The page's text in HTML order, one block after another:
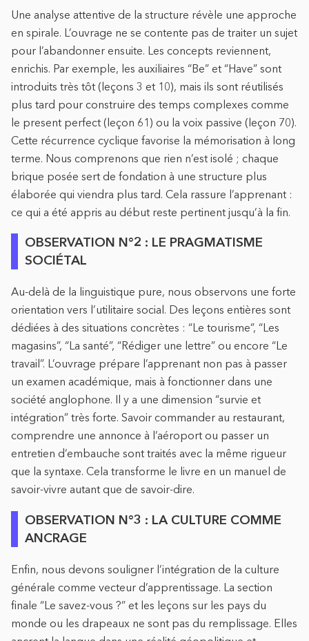
Une analyse attentive de la structure révèle une approche
en spirale. L’ouvrage ne se contente pas de traiter un sujet
pour l’abandonner ensuite. Les concepts reviennent,
enrichis. Par exemple, les auxiliaires “Be” et “Have” sont
introduits très tôt (leçons 3 et 10), mais ils sont réutilisés
plus tard pour construire des temps complexes comme
le present perfect (leçon 61) ou la voix passive (leçon 70).
Cette récurrence cyclique favorise la mémorisation à long
terme. Nous comprenons que rien n’est isolé ; chaque
brique posée sert de fondation à une structure plus
élaborée qui viendra plus tard. Cela rassure l’apprenant :
ce qui a été appris au début reste pertinent jusqu’à la fin.
OBSERVATION N°2 : LE PRAGMATISME
SOCIÉTAL
Au-delà de la linguistique pure, nous observons une forte
orientation vers l’utilitaire social. Des leçons entières sont
dédiées à des situations concrètes : “Le tourisme”, “Les
magasins”, “La santé”, “Rédiger une lettre” ou encore “Le
travail”. L’ouvrage prépare l’apprenant non pas à passer
un examen académique, mais à fonctionner dans une
société anglophone. Il y a une dimension “survie et
intégration” très forte. Savoir commander au restaurant,
comprendre une annonce à l’aéroport ou passer un
entretien d’embauche sont traités avec la même rigueur
que la syntaxe. Cela transforme le livre en un manuel de
savoir-vivre autant que de savoir-dire.
OBSERVATION N°3 : LA CULTURE COMME
ANCRAGE
Enfin, nous devons souligner l’intégration de la culture
générale comme vecteur d’apprentissage. La section
finale “Le savez-vous ?” et les leçons sur les pays du
monde ou les drapeaux ne sont pas du remplissage. Elles